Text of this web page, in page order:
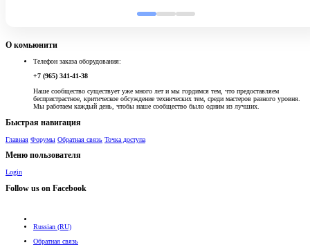
О комьюнити
Телефон заказа оборудования:
+7 (965) 341-41-38
Наше сообщество существует уже много лет и мы гордимся тем, что предоставляем
беспристрастное, критическое обсуждение технических тем, среди мастеров разного уровня.
Мы работаем каждый день, чтобы наше сообщество было одним из лучших.
Быстрая навигация
Главная Форумы Обратная связь Точка доступа
Меню пользователя
Login
Follow us on Facebook
Russian (RU)
Обратная связь